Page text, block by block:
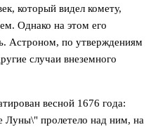
который видел комету,
Однако на этом его
Астроном, по утверждениям
случаи внеземного
весной 1676 года:
Луны\" пролетело над ним, на